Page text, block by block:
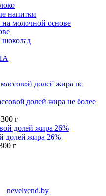
напитки
молочной основе
шоколад
долей жира не более
г
долей жира 26%
г
nevelvend.by